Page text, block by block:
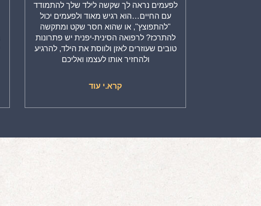
לפעמים נראה לך שקשה לילד שלך להתמודד
עם החיים…הוא רגיש מאוד ולפעמים יכול
"להתפוצץ", או שהוא חסר שקט ומתקשה
להתרכז? לרפואה הסינית-יפנית יש פתרונות
טובים שעוזרים לאזן ולווסת את הילד, להרגיע
ולהחזיר אותו לעצמו ואליכם
קרא.י עוד